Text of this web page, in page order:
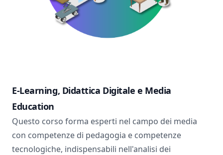
E-Learning, Didattica Digitale e Media
Education
Questo corso forma esperti nel campo dei media
con competenze di pedagogia e competenze
tecnologiche, indispensabili nell'analisi dei